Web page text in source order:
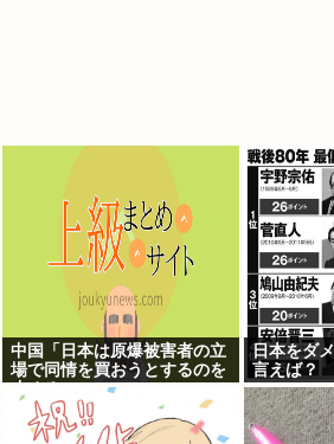
中国「日本は原爆被害者の立
場で同情を買おうとするのを
日本をダ
言えば？